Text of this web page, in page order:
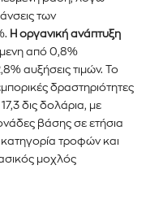
των
Η οργανική ανάπτυξη
από 0,8%
αυξήσεις τιμών. Το
δραστηριότητες
δις δολάρια, με
βάσης σε ετήσια
τροφών και
μοχλός